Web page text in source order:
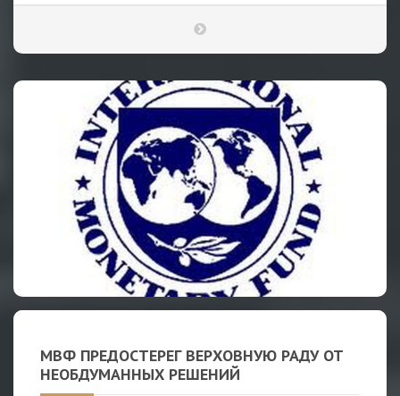
МВФ ПРЕДОСТЕРЕГ ВЕРХОВНУЮ РАДУ ОТ
НЕОБДУМАННЫХ РЕШЕНИЙ